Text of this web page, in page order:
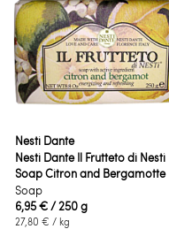
Nesti Dante
Nesti Dante Il Frutteto di Nesti
Soap Citron and Bergamotte
Soap
6,95 €/ 250 g
27,80 € / kg